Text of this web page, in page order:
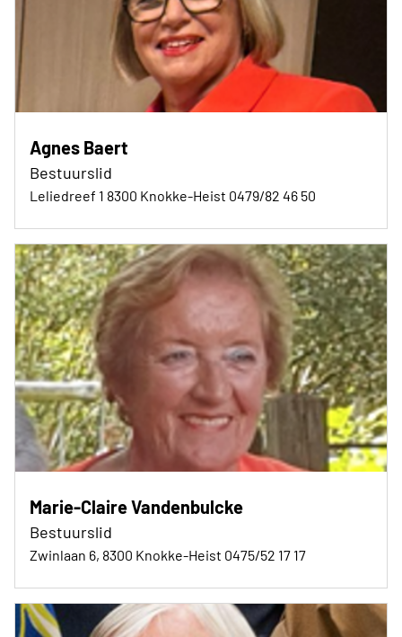
Agnes Baert
Bestuurslid
Leliedreef 1 8300 Knokke-Heist 0479/82 46 50
Marie-Claire Vandenbulcke
Bestuurslid
Zwinlaan 6, 8300 Knokke-Heist 0475/52 17 17